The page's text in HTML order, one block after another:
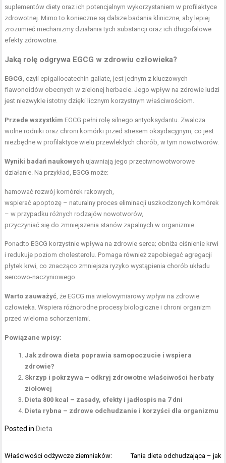
suplementów diety oraz ich potencjalnym wykorzystaniem w profilaktyce
zdrowotnej. Mimo to konieczne są dalsze badania kliniczne, aby lepiej
zrozumieć mechanizmy działania tych substancji oraz ich długofalowe
efekty zdrowotne.
Jaką rolę odgrywa EGCG w zdrowiu człowieka?
EGCG, czyli epigallocatechin gallate, jest jednym z kluczowych
flawonoidów obecnych w zielonej herbacie. Jego wpływ na zdrowie ludzi
jest niezwykle istotny dzięki licznym korzystnym właściwościom.
Przede wszystkim EGCG pełni rolę silnego antyoksydantu. Zwalcza
wolne rodniki oraz chroni komórki przed stresem oksydacyjnym, co jest
niezbędne w profilaktyce wielu przewlekłych chorób, w tym nowotworów.
Wyniki badań naukowych ujawniają jego przeciwnowotworowe
działanie. Na przykład, EGCG może:
hamować rozwój komórek rakowych,
wspierać apoptozę – naturalny proces eliminacji uszkodzonych komórek
– w przypadku różnych rodzajów nowotworów,
przyczyniać się do zmniejszenia stanów zapalnych w organizmie.
Ponadto EGCG korzystnie wpływa na zdrowie serca; obniża ciśnienie krwi
i redukuje poziom cholesterolu. Pomaga również zapobiegać agregacji
płytek krwi, co znacząco zmniejsza ryzyko wystąpienia chorób układu
sercowo-naczyniowego.
Warto zauważyć, że EGCG ma wielowymiarowy wpływ na zdrowie
człowieka. Wspiera różnorodne procesy biologiczne i chroni organizm
przed wieloma schorzeniami.
Powiązane wpisy:
Jak zdrowa dieta poprawia samopoczucie i wspiera
zdrowie?
Skrzyp i pokrzywa – odkryj zdrowotne właściwości herbaty
ziołowej
Dieta 800 kcal – zasady, efekty i jadłospis na 7 dni
Dieta rybna – zdrowe odchudzanie i korzyści dla organizmu
Posted in Dieta
Nawigacja
Właściwości odżywcze ziemniaków:
Tania dieta odchudzająca – jak